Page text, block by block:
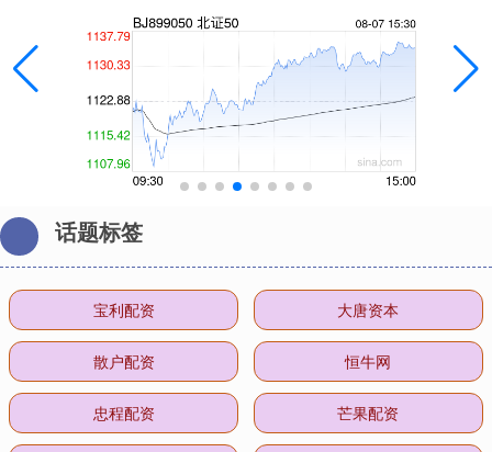
话题标签
宝利配资 大唐资本
散户配资 恒牛网
忠程配资 芒果配资